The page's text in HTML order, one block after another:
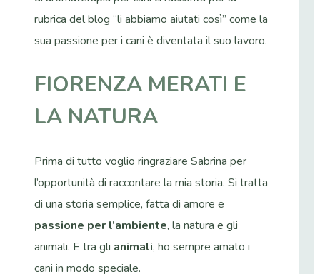
rubrica del blog “li abbiamo aiutati così” come la
sua passione per i cani è diventata il suo lavoro.
FIORENZA MERATI E
LA NATURA
Prima di tutto voglio ringraziare Sabrina per
l’opportunità di raccontare la mia storia. Si tratta
di una storia semplice, fatta di amore e
passione per l’ambiente, la natura e gli
animali. E tra gli animali, ho sempre amato i
cani in modo speciale.